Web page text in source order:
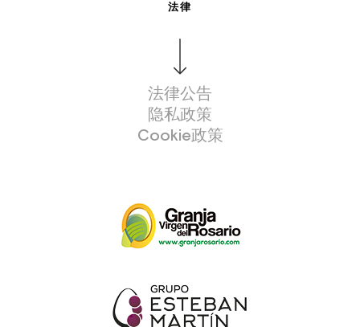
法律
法律公告
隐私政策
Cookie政策